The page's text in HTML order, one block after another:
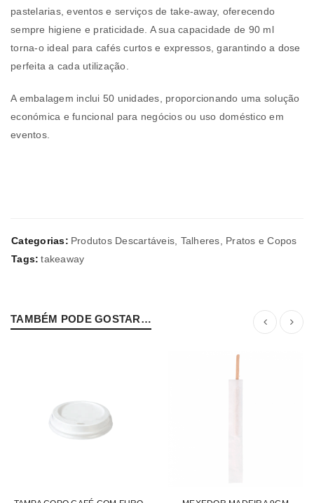
pastelarias, eventos e serviços de take-away, oferecendo
sempre higiene e praticidade. A sua capacidade de 90 ml
torna-o ideal para cafés curtos e expressos, garantindo a dose
perfeita a cada utilização.
A embalagem inclui 50 unidades, proporcionando uma solução
económica e funcional para negócios ou uso doméstico em
eventos.
Categorias: Produtos Descartáveis, Talheres, Pratos e Copos
Tags: takeaway
TAMBÉM PODE GOSTAR…